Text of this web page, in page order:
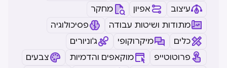
עיצוב
אפיון
מחקר
מתודות ושיטות עבודה
פסיכולוגיה
כלים
מיקרוקופי
ג'וניורים
פרוטוטייפ
מוקאפים והדמיות
צבעים